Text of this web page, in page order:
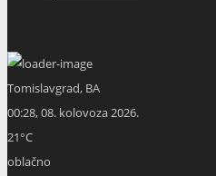
Tomislavgrad, BA
00:28,08. kolovoza 2026.
21°C
oblačno